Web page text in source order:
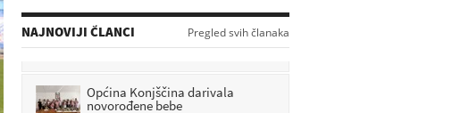
NAJNOVIJI ČLANCI Pregled svih članaka
novorođene bebe
 PRIJE: 1 SATI 15 MINUTA